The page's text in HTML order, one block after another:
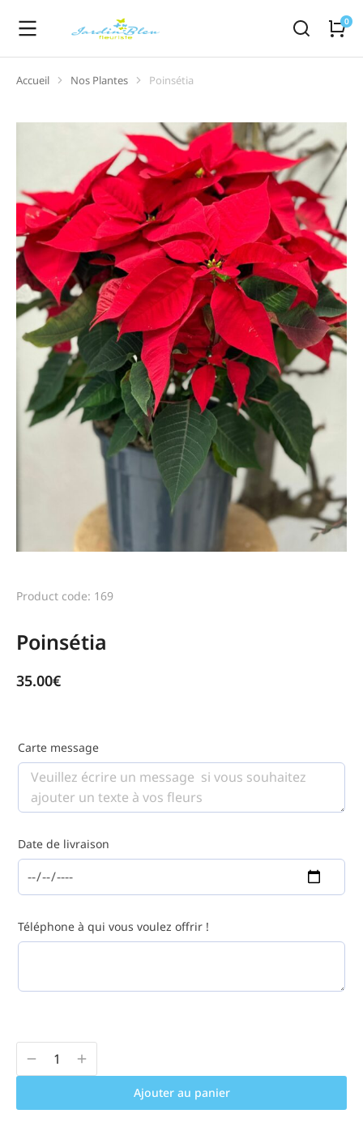
Vous êtes ici :
Accueil Nos Plantes Poinsétia
Product code: 169
Poinsétia
35.00€
Carte message
Date de livraison
Téléphone à qui vous voulez offrir !
Ajouter au panier